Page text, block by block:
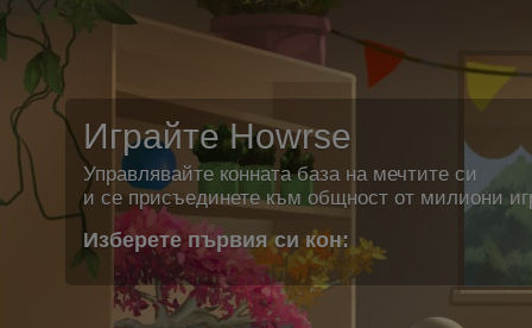
Играйте Howrse
Управлявайте конната база на мечтите си
и се присъединете към общност от милиони
Изберете първия си кон: